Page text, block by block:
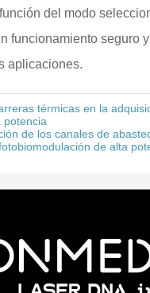
del modo
funcionamiento seguro y
aplicaciones.
térmicas en la
potencia
de los canales de
de alta